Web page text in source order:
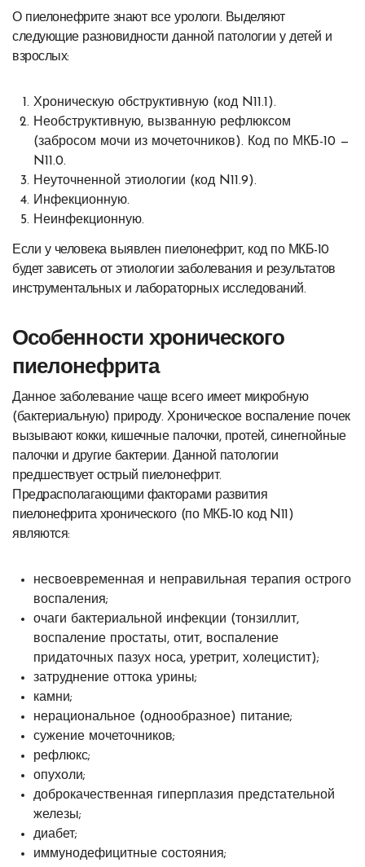
О пиелонефрите знают все урологи. Выделяют
следующие разновидности данной патологии у детей и
взрослых:
Хроническую обструктивную (код N11.1).
Необструктивную, вызванную рефлюксом
(забросом мочи из мочеточников). Код по МКБ-10 —
N11.0.
Неуточненной этиологии (код N11.9).
Инфекционную.
Неинфекционную.
Если у человека выявлен пиелонефрит, код по МКБ-10
будет зависеть от этиологии заболевания и результатов
инструментальных и лабораторных исследований.
Особенности хронического
пиелонефрита
Данное заболевание чаще всего имеет микробную
(бактериальную) природу. Хроническое воспаление почек
вызывают кокки, кишечные палочки, протей, синегнойные
палочки и другие бактерии. Данной патологии
предшествует острый пиелонефрит.
Предрасполагающими факторами развития
пиелонефрита хронического (по МКБ-10 код N11)
являются:
несвоевременная и неправильная терапия острого
воспаления;
очаги бактериальной инфекции (тонзиллит,
воспаление простаты, отит, воспаление
придаточных пазух носа, уретрит, холецистит);
затруднение оттока урины;
камни;
нерациональное (однообразное) питание;
сужение мочеточников;
рефлюкс;
опухоли;
доброкачественная гиперплазия предстательной
железы;
диабет;
иммунодефицитные состояния;